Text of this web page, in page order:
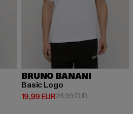
34,99 EUR
BRUNO BANANI
Basic Logo
19,99 EUR
Prix courant: 19,99 EUR
24,99 EURPrix en